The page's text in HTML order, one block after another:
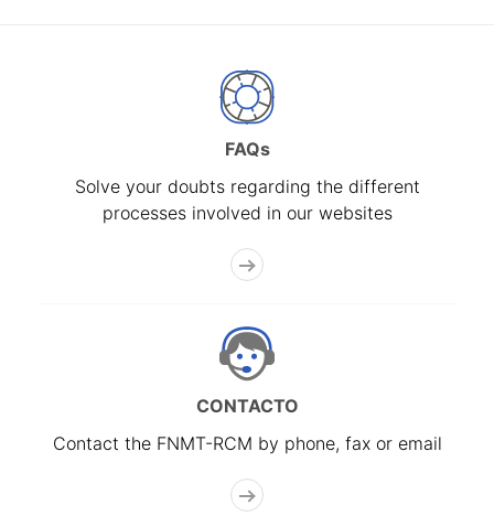
FAQs
Solve your doubts regarding the different
processes involved in our websites
CONTACTO
Contact the FNMT-RCM by phone, fax or email